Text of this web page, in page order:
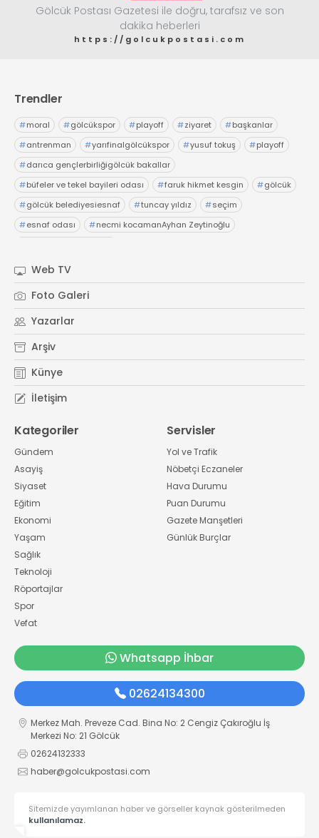
Gölcük Postası Gazetesi ile doğru, tarafsız ve son
dakika heberleri
https://golcukpostasi.com
Trendler
#moral #gölcükspor #playoff #ziyaret #başkanlar
#antrenman #yarıfinalgölcükspor #yusuf tokuş #playoff
#darıca gençlerbirliğigölcük bakallar
#büfeler ve tekel bayileri odası #faruk hikmet kesgin #gölcük
#gölcük belediyesiesnaf #tuncay yıldız #seçim
#esnaf odası #necmi kocamanAyhan Zeytinoğlu
Web TV
Foto Galeri
Yazarlar
Arşiv
Künye
İletişim
Kategoriler
Gündem
Asayiş
Siyaset
Eğitim
Ekonomi
Yaşam
Sağlık
Teknoloji
Röportajlar
Spor
Vefat
Servisler
Yol ve Trafik
Nöbetçi Eczaneler
Hava Durumu
Puan Durumu
Gazete Manşetleri
Günlük Burçlar
Whatsapp İhbar
02624134300
Merkez Mah. Preveze Cad. Bina No: 2 Cengiz Çakıroğlu İş
Merkezi No: 21 Gölcük
02624132333
haber@golcukpostasi.com
Sitemizde yayımlanan haber ve görseller kaynak gösterilmeden
kullanılamaz.